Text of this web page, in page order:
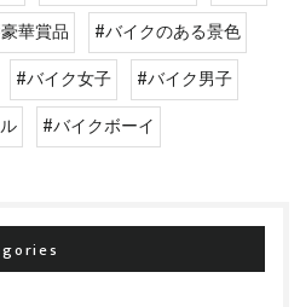
華賞品
#バイクのある景色
#バイク女子
#バイク男子
#バイクボーイ